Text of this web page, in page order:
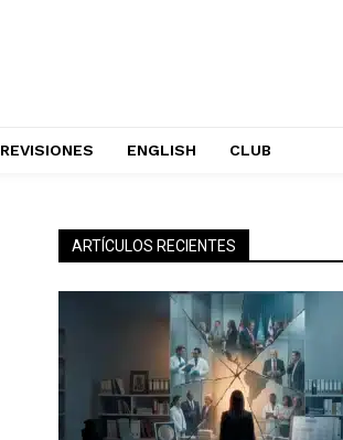
REVISIONES ENGLISH CLUB
ARTÍCULOS RECIENTES